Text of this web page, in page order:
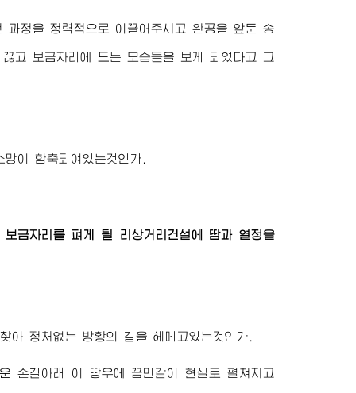
정을 정력적으로 이끌어주시고 완공을 앞둔 송
고 보금자리에 드는 모습들을 보게 되였다고 그
이 함축되여있는것인가.
금자리를 펴게 될 리상거리건설에 땀과 열정을
아 정처없는 방황의 길을 헤메고있는것인가.
손길아래 이 땅우에 꿈만같이 현실로 펼쳐지고